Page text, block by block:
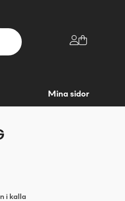
Mina sidor
i kalla